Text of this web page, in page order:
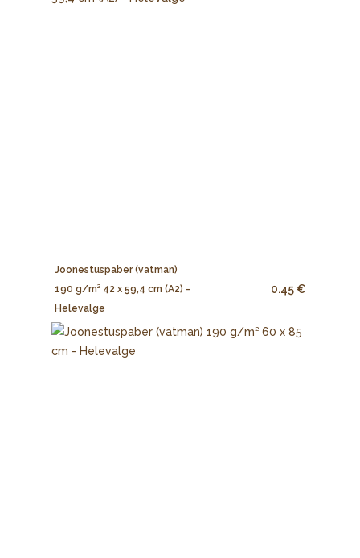
Joonestuspaber (vatman)
190 g/m² 42 x 59,4 cm (A2) -
Helevalge
0.45 €